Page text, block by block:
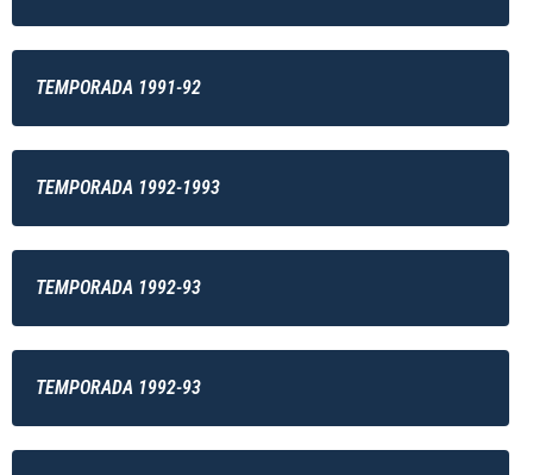
TEMPORADA 1991-92
TEMPORADA 1992-1993
TEMPORADA 1992-93
TEMPORADA 1992-93